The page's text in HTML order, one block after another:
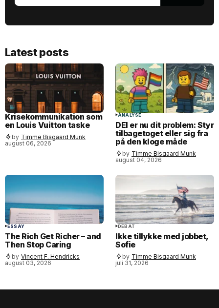
Latest posts
Krisekommunikation som
en Louis Vuitton taske
by Timme Bisgaard Munk
august 06, 2026
ANALYSE
DEI er nu dit problem: Styr
tilbagetoget eller sig fra
på den kloge måde
by Timme Bisgaard Munk
august 04, 2026
ESSAY
The Rich Get Richer – and
Then Stop Caring
by Vincent F. Hendricks
august 03, 2026
DEBAT
Ikke tillykke med jobbet,
Sofie
by Timme Bisgaard Munk
juli 31, 2026